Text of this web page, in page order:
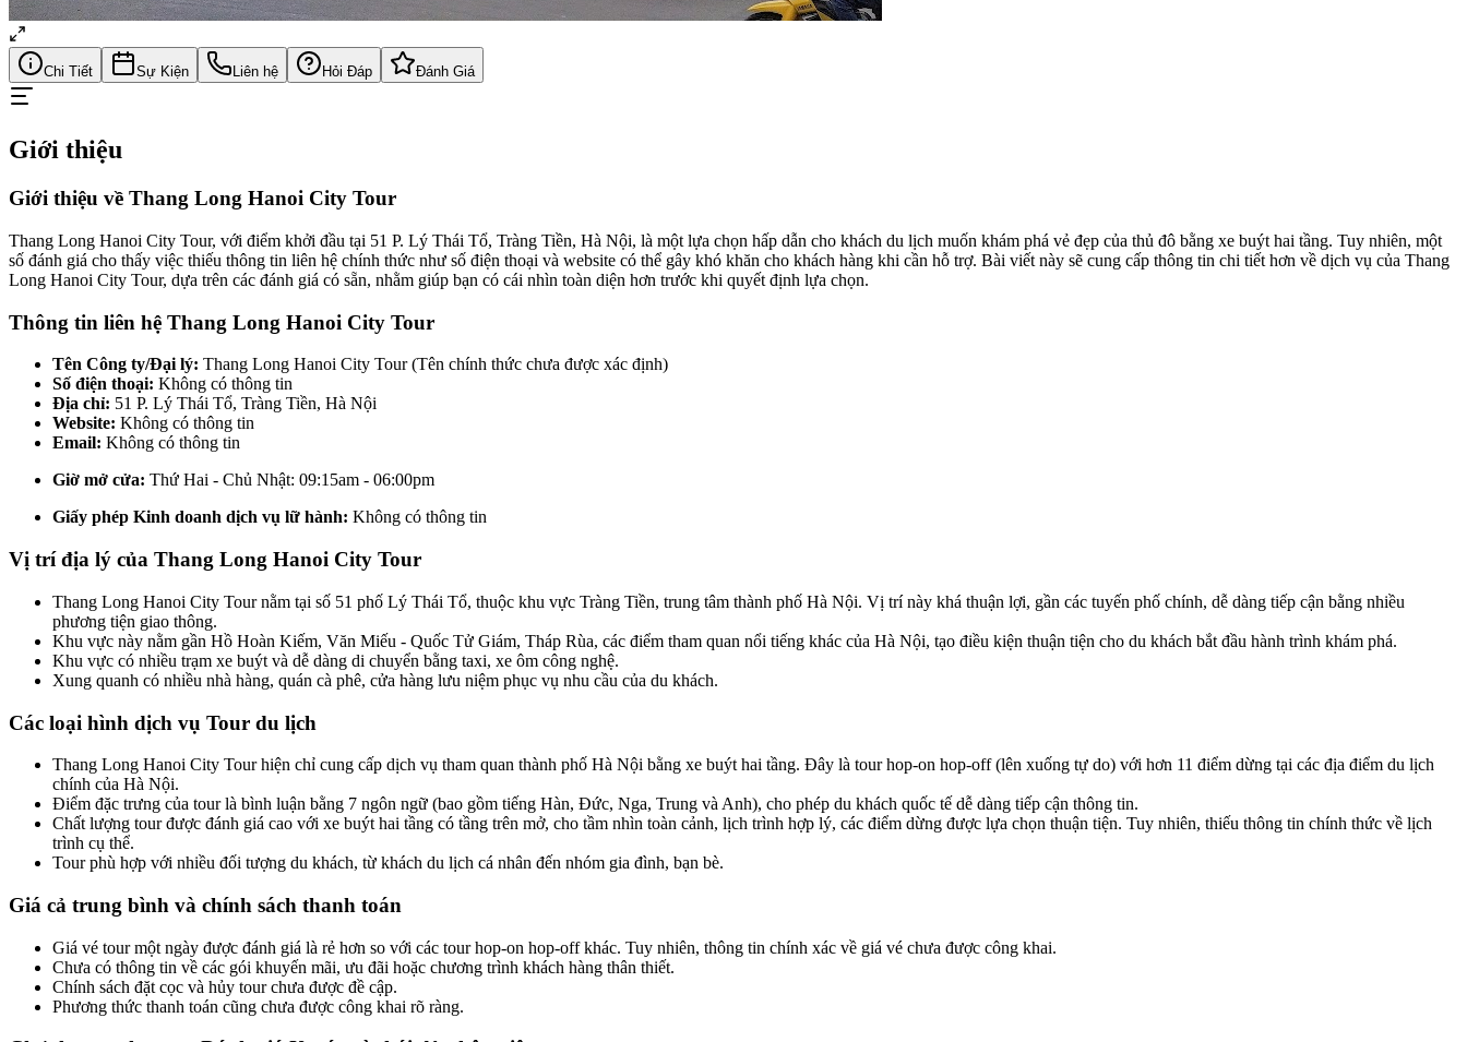
Chi Tiết Sự Kiện Liên hệ Hỏi Đáp Đánh Giá
Giới thiệu
Giới thiệu về Thang Long Hanoi City Tour
Thang Long Hanoi City Tour, với điểm khởi đầu tại 51 P. Lý Thái Tổ, Tràng Tiền, Hà Nội, là một lựa chọn hấp dẫn cho khách du lịch muốn khám phá vẻ đẹp của thủ đô bằng xe buýt hai tầng. Tuy nhiên, một
số đánh giá cho thấy việc thiếu thông tin liên hệ chính thức như số điện thoại và website có thể gây khó khăn cho khách hàng khi cần hỗ trợ. Bài viết này sẽ cung cấp thông tin chi tiết hơn về dịch vụ của Thang
Long Hanoi City Tour, dựa trên các đánh giá có sẵn, nhằm giúp bạn có cái nhìn toàn diện hơn trước khi quyết định lựa chọn.
Thông tin liên hệ Thang Long Hanoi City Tour
Tên Công ty/Đại lý: Thang Long Hanoi City Tour (Tên chính thức chưa được xác định)
Số điện thoại: Không có thông tin
Địa chỉ: 51 P. Lý Thái Tổ, Tràng Tiền, Hà Nội
Website: Không có thông tin
Email: Không có thông tin
Giờ mở cửa: Thứ Hai - Chủ Nhật: 09:15am - 06:00pm
Giấy phép Kinh doanh dịch vụ lữ hành: Không có thông tin
Vị trí địa lý của Thang Long Hanoi City Tour
Thang Long Hanoi City Tour nằm tại số 51 phố Lý Thái Tổ, thuộc khu vực Tràng Tiền, trung tâm thành phố Hà Nội. Vị trí này khá thuận lợi, gần các tuyến phố chính, dễ dàng tiếp cận bằng nhiều
phương tiện giao thông.
Khu vực này nằm gần Hồ Hoàn Kiếm, Văn Miếu - Quốc Tử Giám, Tháp Rùa, các điểm tham quan nổi tiếng khác của Hà Nội, tạo điều kiện thuận tiện cho du khách bắt đầu hành trình khám phá.
Khu vực có nhiều trạm xe buýt và dễ dàng di chuyển bằng taxi, xe ôm công nghệ.
Xung quanh có nhiều nhà hàng, quán cà phê, cửa hàng lưu niệm phục vụ nhu cầu của du khách.
Các loại hình dịch vụ Tour du lịch
Thang Long Hanoi City Tour hiện chỉ cung cấp dịch vụ tham quan thành phố Hà Nội bằng xe buýt hai tầng. Đây là tour hop-on hop-off (lên xuống tự do) với hơn 11 điểm dừng tại các địa điểm du lịch
chính của Hà Nội.
Điểm đặc trưng của tour là bình luận bằng 7 ngôn ngữ (bao gồm tiếng Hàn, Đức, Nga, Trung và Anh), cho phép du khách quốc tế dễ dàng tiếp cận thông tin.
Chất lượng tour được đánh giá cao với xe buýt hai tầng có tầng trên mở, cho tầm nhìn toàn cảnh, lịch trình hợp lý, các điểm dừng được lựa chọn thuận tiện. Tuy nhiên, thiếu thông tin chính thức về lịch
trình cụ thể.
Tour phù hợp với nhiều đối tượng du khách, từ khách du lịch cá nhân đến nhóm gia đình, bạn bè.
Giá cả trung bình và chính sách thanh toán
Giá vé tour một ngày được đánh giá là rẻ hơn so với các tour hop-on hop-off khác. Tuy nhiên, thông tin chính xác về giá vé chưa được công khai.
Chưa có thông tin về các gói khuyến mãi, ưu đãi hoặc chương trình khách hàng thân thiết.
Chính sách đặt cọc và hủy tour chưa được đề cập.
Phương thức thanh toán cũng chưa được công khai rõ ràng.